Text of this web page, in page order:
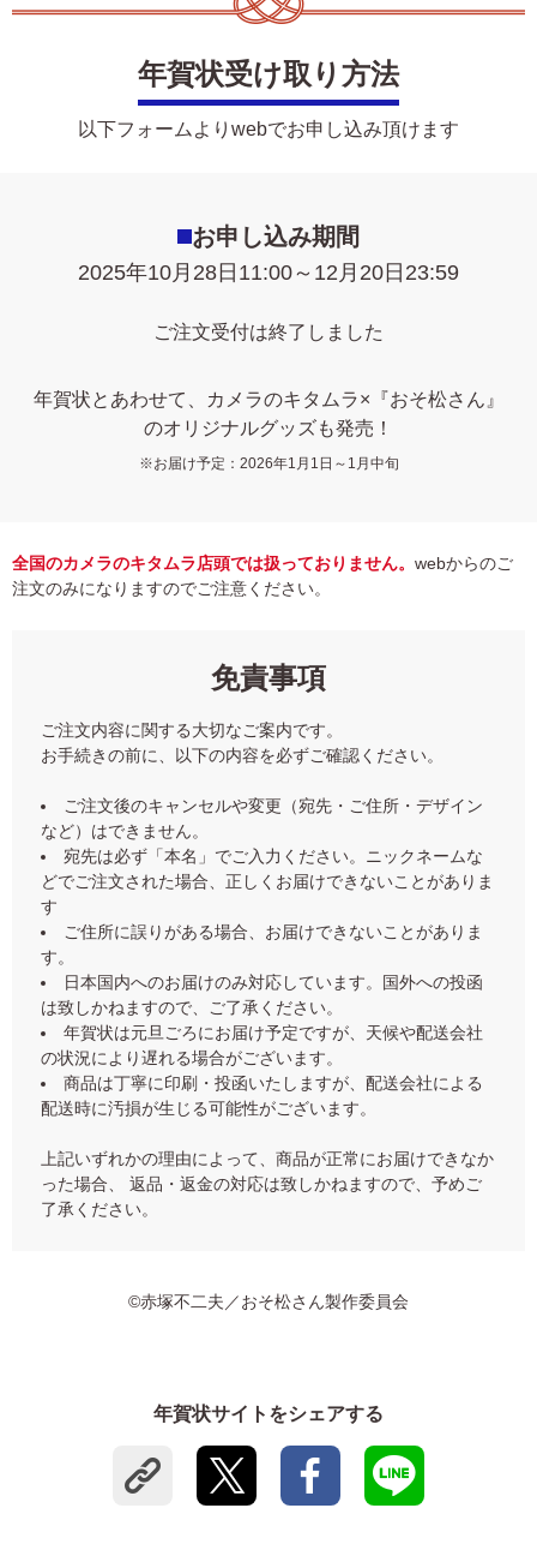
年賀状受け取り方法
以下フォームよりwebでお申し込み頂けます
お申し込み期間
2025年10月28日11:00～12月20日23:59
ご注文受付は終了しました
年賀状とあわせて、カメラのキタムラ×『おそ松さん』
のオリジナルグッズも発売！
※お届け予定：2026年1月1日～1月中旬
全国のカメラのキタムラ店頭では扱っておりません。 webからのご
注文のみになりますのでご注意ください。
免責事項
ご注文内容に関する大切なご案内です。
お手続きの前に、以下の内容を必ずご確認ください。
ご注文後のキャンセルや変更（宛先・ご住所・デザイン
など）はできません。
宛先は必ず「本名」でご入力ください。ニックネームな
どでご注文された場合、正しくお届けできないことがありま
す
ご住所に誤りがある場合、お届けできないことがありま
す。
日本国内へのお届けのみ対応しています。国外への投函
は致しかねますので、ご了承ください。
年賀状は元旦ごろにお届け予定ですが、天候や配送会社
の状況により遅れる場合がございます。
商品は丁寧に印刷・投函いたしますが、配送会社による
配送時に汚損が生じる可能性がございます。
上記いずれかの理由によって、商品が正常にお届けできなか
った場合、 返品・返金の対応は致しかねますので、予めご
了承ください。
©赤塚不二夫／おそ松さん製作委員会
年賀状サイトをシェアする